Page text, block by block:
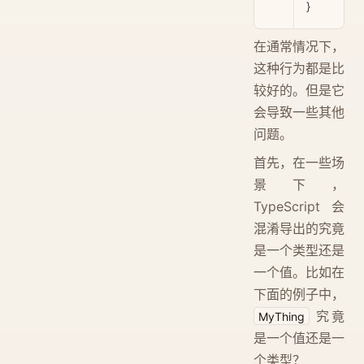
}
在通常情况下，
这种行为都是比
较好的。但是它
会导致一些其他
问题。
首先，在一些场
景下，
TypeScript 会
混淆导出的究竟
是一个类型还是
一个值。比如在
下面的例子中，
MyThing
究竟
是一个值还是一
个类型？